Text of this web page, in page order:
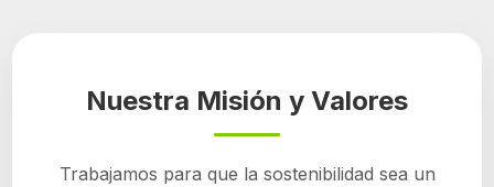
Nuestra Misión y Valores
Trabajamos para que la sostenibilidad sea un